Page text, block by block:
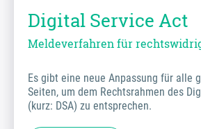
Digital Service Act
Meldeverfahren für
Es gibt eine neue Anpassung für alle
Seiten, um dem Rechtsrahmen des
(kurz: DSA) zu entsprechen.